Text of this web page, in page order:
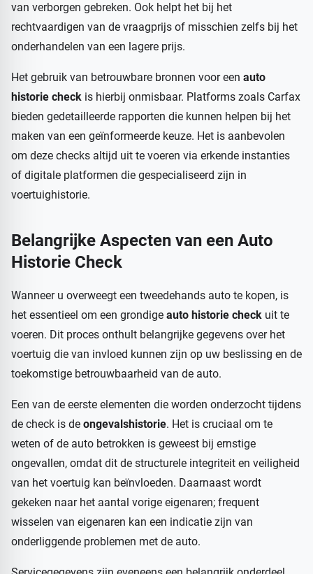
van verborgen gebreken. Ook helpt het bij het
rechtvaardigen van de vraagprijs of misschien zelfs bij het
onderhandelen van een lagere prijs.
Het gebruik van betrouwbare bronnen voor een auto
historie check is hierbij onmisbaar. Platforms zoals Carfax
bieden gedetailleerde rapporten die kunnen helpen bij het
maken van een geïnformeerde keuze. Het is aanbevolen
om deze checks altijd uit te voeren via erkende instanties
of digitale platformen die gespecialiseerd zijn in
voertuighistorie.
Belangrijke Aspecten van een Auto
Historie Check
Wanneer u overweegt een tweedehands auto te kopen, is
het essentieel om een grondige auto historie check uit te
voeren. Dit proces onthult belangrijke gegevens over het
voertuig die van invloed kunnen zijn op uw beslissing en de
toekomstige betrouwbaarheid van de auto.
Een van de eerste elementen die worden onderzocht tijdens
de check is de ongevalshistorie. Het is cruciaal om te
weten of de auto betrokken is geweest bij ernstige
ongevallen, omdat dit de structurele integriteit en veiligheid
van het voertuig kan beïnvloeden. Daarnaast wordt
gekeken naar het aantal vorige eigenaren; frequent
wisselen van eigenaren kan een indicatie zijn van
onderliggende problemen met de auto.